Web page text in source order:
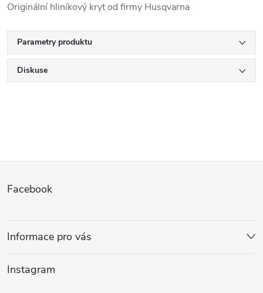
Originální hliníkový kryt od firmy Husqvarna
Parametry produktu
Diskuse
p
a
Facebook
Informace pro vás
Instagram